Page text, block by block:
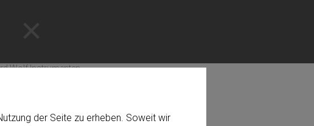
der Seite zu erheben. Soweit wir
Wolf Instrumenten